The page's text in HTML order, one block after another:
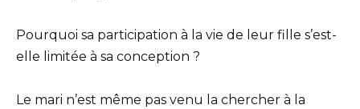
Pourquoi sa participation à la vie de leur fille s’est-
elle limitée à sa conception ?
Le mari n’est même pas venu la chercher à la